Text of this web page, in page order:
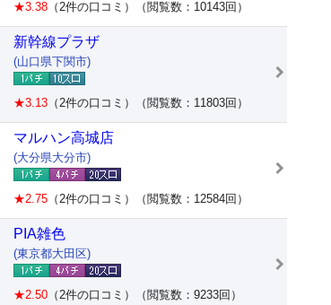
★3.38 （2件の口コミ）（閲覧数：10143回）
新幹線プラザ
(山口県下関市)
★3.13 （2件の口コミ）（閲覧数：11803回）
マルハン高城店
(大分県大分市)
★2.75 （2件の口コミ）（閲覧数：12584回）
PIA雑色
(東京都大田区)
★2.50 （2件の口コミ）（閲覧数：9233回）